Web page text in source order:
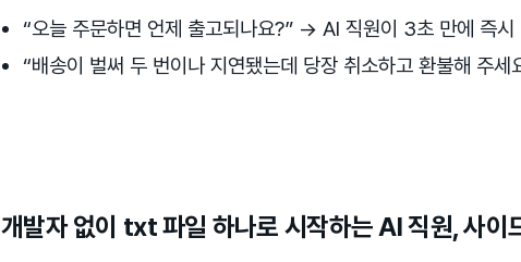
“오늘 주문하면 언제 출고되나요?” → AI 직원이 3초 만에 즉시
“배송이 벌써 두 번이나 지연됐는데 당장 취소하고 환불해 주
개발자 없이 txt 파일 하나로 시작하는 AI 직원, 사이